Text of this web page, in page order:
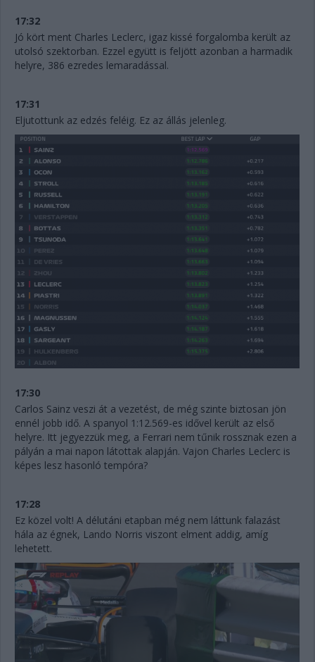
17:32
Jó kört ment Charles Leclerc, igaz kissé forgalomba került az
utolsó szektorban. Ezzel együtt is feljött azonban a harmadik
helyre, 386 ezredes lemaradással.
17:31
Eljutottunk az edzés feléig. Ez az állás jelenleg.
17:30
Carlos Sainz veszi át a vezetést, de még szinte biztosan jön
ennél jobb idő. A spanyol 1:12.569-es idővel került az első
helyre. Itt jegyezzük meg, a Ferrari nem tűnik rossznak ezen a
pályán a mai napon látottak alapján. Vajon Charles Leclerc is
képes lesz hasonló tempóra?
17:28
Ez közel volt! A délutáni etapban még nem láttunk falazást
hála az égnek, Lando Norris viszont elment addig, amíg
lehetett.